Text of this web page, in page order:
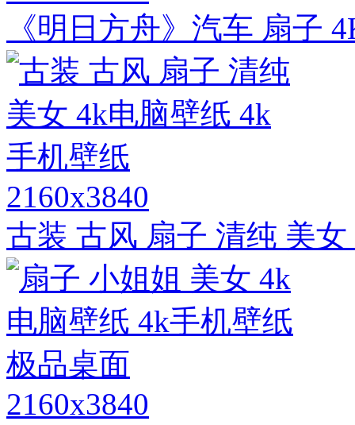
《明日方舟》汽车 扇子
2160x3840
古装 古风 扇子 清纯 美
2160x3840